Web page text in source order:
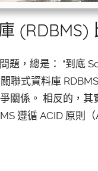
(RDBMS)
題，總是： “到底
聯式資料庫
關係。 相反的，其
遵循 ACID 原則